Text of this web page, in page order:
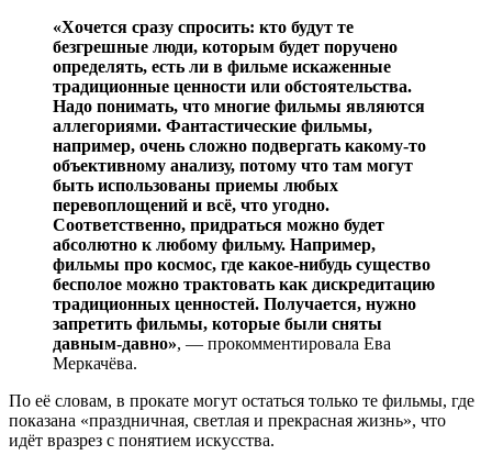
«Хочется сразу спросить: кто будут те
безгрешные люди, которым будет поручено
определять, есть ли в фильме искаженные
традиционные ценности или обстоятельства.
Надо понимать, что многие фильмы являются
аллегориями. Фантастические фильмы,
например, очень сложно подвергать какому-то
объективному анализу, потому что там могут
быть использованы приемы любых
перевоплощений и всё, что угодно.
Соответственно, придраться можно будет
абсолютно к любому фильму. Например,
фильмы про космос, где какое-нибудь существо
бесполое можно трактовать как дискредитацию
традиционных ценностей. Получается, нужно
запретить фильмы, которые были сняты
давным-давно», — прокомментировала Ева
Меркачёва.
По её словам, в прокате могут остаться только те фильмы, где
показана «праздничная, светлая и прекрасная жизнь», что
идёт вразрез с понятием искусства.